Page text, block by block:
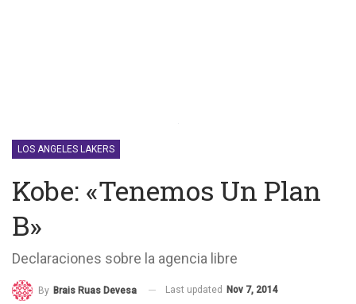
LOS ANGELES LAKERS
Kobe: «Tenemos Un Plan
B»
Declaraciones sobre la agencia libre
By Brais Ruas Devesa Last updated Nov 7, 2014